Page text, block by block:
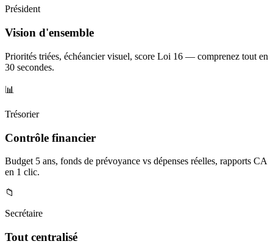
Président
Vision d'ensemble
Priorités triées, échéancier visuel, score Loi 16 — comprenez tout en
30 secondes.
📊
Trésorier
Contrôle financier
Budget 5 ans, fonds de prévoyance vs dépenses réelles, rapports CA
en 1 clic.
📁
Secrétaire
Tout centralisé